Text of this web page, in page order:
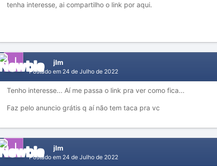
tenha interesse, ai compartilho o link por aqui.
jlm
Postado em 24 de Julho de 2022
Tenho interesse... Aí me passa o link pra ver como fica...
Faz pelo anuncio grátis q aí não tem taca pra vc
jlm
Postado em 24 de Julho de 2022